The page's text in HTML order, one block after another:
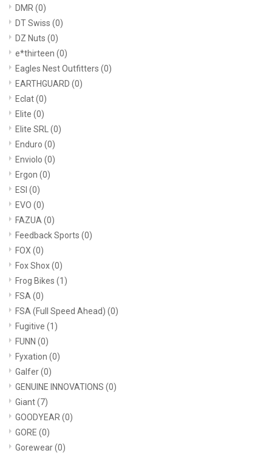
DMR (0)
DT Swiss (0)
DZ Nuts (0)
e*thirteen (0)
Eagles Nest Outfitters (0)
EARTHGUARD (0)
Eclat(0)
Elite (0)
Elite SRL (0)
Enduro (0)
Enviolo (0)
Ergon (0)
ESI (0)
EVO (0)
FAZUA (0)
Feedback Sports (0)
FOX (0)
Fox Shox(0)
Frog Bikes (1)
FSA (0)
FSA (Full Speed Ahead) (0)
Fugitive (1)
FUNN (0)
Fyxation (0)
Galfer(0)
GENUINE INNOVATIONS (0)
Giant(7)
GOODYEAR (0)
GORE (0)
Gorewear(0)